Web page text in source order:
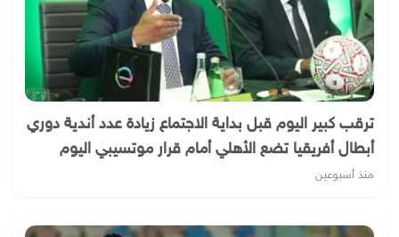
ترقب كبير اليوم قبل بداية الاجتماع زيادة عدد أندية دوري
أبطال أفريقيا تضع الأهلي أمام قرار موتسيبي اليوم
منذ أسبوعين